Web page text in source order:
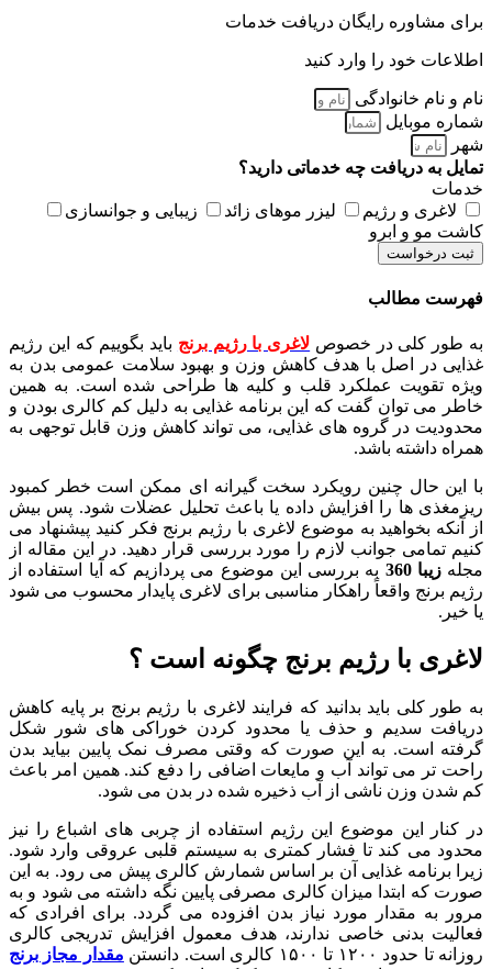
برای مشاوره رایگان دریافت خدمات
اطلاعات خود را وارد کنید
نام و نام خانوادگی
شماره موبایل
شهر
تمایل به دریافت چه خدماتی دارید؟
خدمات
لاغری و رژیم
لیزر موهای زائد
زیبایی و جوانسازی
کاشت مو و ابرو
ثبت درخواست
فهرست مطالب
به طور کلی در خصوص لاغری با رژیم برنج باید بگوییم که این رژیم
غذایی در اصل با هدف کاهش وزن و بهبود سلامت عمومی بدن به
ویژه تقویت عملکرد قلب و کلیه ها طراحی شده است. به همین
خاطر می توان گفت که این برنامه غذایی به دلیل کم کالری بودن و
محدودیت در گروه های غذایی، می تواند کاهش وزن قابل توجهی به
همراه داشته باشد.
با این حال چنین رویکرد سخت گیرانه ای ممکن است خطر کمبود
ریزمغذی ها را افزایش داده یا باعث تحلیل عضلات شود. پس بیش
از آنکه بخواهید به موضوع لاغری با رژیم برنج فکر کنید پیشنهاد می
کنیم تمامی جوانب لازم را مورد بررسی قرار دهید. در این مقاله از
مجلهزیبا 360
به بررسی این موضوع می پردازیم که آیا استفاده از
رژیم برنج واقعاً راهکار مناسبی برای لاغری پایدار محسوب می شود
یا خیر.
لاغری با رژیم برنج چگونه است ؟
به طور کلی باید بدانید که فرایند لاغری با رژیم برنج بر پایه کاهش
دریافت سدیم و حذف یا محدود کردن خوراکی های شور شکل
گرفته است. به این صورت که وقتی مصرف نمک پایین بیاید بدن
راحت تر می تواند آب و مایعات اضافی را دفع کند. همین امر باعث
کم شدن وزن ناشی از آب ذخیره شده در بدن می شود.
در کنار این موضوع این رژیم استفاده از چربی های اشباع را نیز
محدود می کند تا فشار کمتری به سیستم قلبی عروقی وارد شود.
زیرا برنامه غذایی آن بر اساس شمارش کالری پیش می رود. به این
صورت که ابتدا میزان کالری مصرفی پایین نگه داشته می شود و به
مرور به مقدار مورد نیاز بدن افزوده می گردد. برای افرادی که
فعالیت بدنی خاصی ندارند، هدف معمول افزایش تدریجی کالری
روزانه تا حدود ۱۲۰۰ تا ۱۵۰۰ کالری است. دانستن
مقدار مجاز برنج